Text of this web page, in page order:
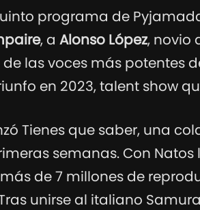
programa de
, a Alonso López, novio
de las voces más potentes
en 2023, talent show
Tienes que saber, una
semanas. Con
de 7 millones de
unirse al italiano